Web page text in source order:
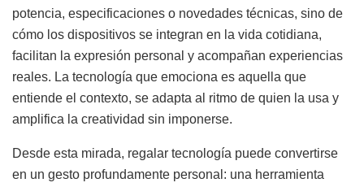
potencia, especificaciones o novedades técnicas, sino de
cómo los dispositivos se integran en la vida cotidiana,
facilitan la expresión personal y acompañan experiencias
reales. La tecnología que emociona es aquella que
entiende el contexto, se adapta al ritmo de quien la usa y
amplifica la creatividad sin imponerse.
Desde esta mirada, regalar tecnología puede convertirse
en un gesto profundamente personal: una herramienta